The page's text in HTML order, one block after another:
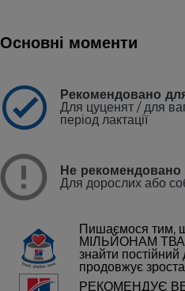
Основні моменти
Рекомендовано
Для цуценят / для
період лактації
Не рекомендовано
Для дорослих або
Пишаємося тим,
МІЛЬЙОНАМ
знайти постійний
продовжує
РЕКОМЕНДУЄ